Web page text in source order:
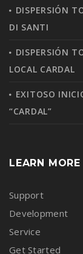
DISPERSIÓN
DI SANTI
DISPERSIÓN
LOCAL CARDAL
EXITOSO
“CARDAL”
LEARN MORE
Support
Development
Service
Get Started